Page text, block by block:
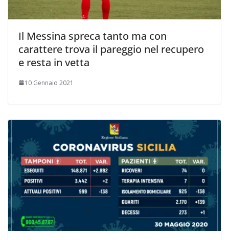
Il Messina spreca tanto ma con
carattere trova il pareggio nel recupero
e resta in vetta
10 Gennaio 2021